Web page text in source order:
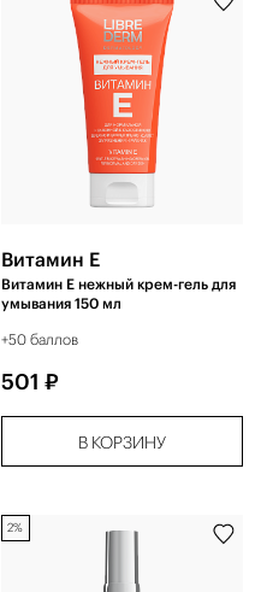
Витамин Е
Витамин Е нежный крем-гель для
умывания 150 мл
+50 баллов
501 ₽
В КОРЗИНУ
2%